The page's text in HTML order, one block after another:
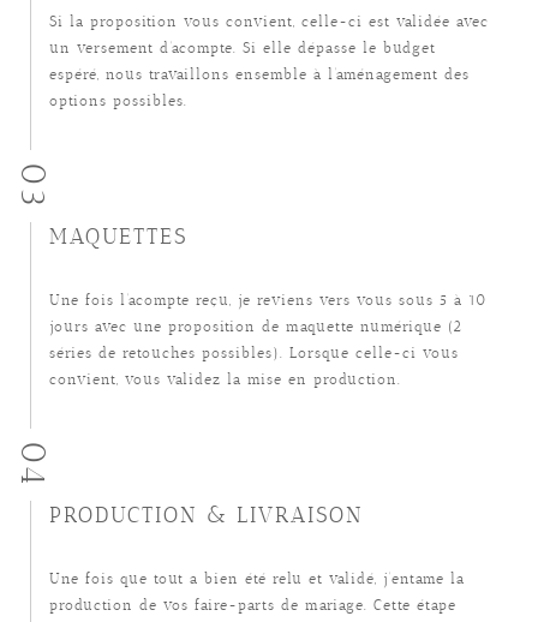
Si la proposition vous convient, celle-ci est validée avec
un versement d’acompte. Si elle dépasse le budget
espéré, nous travaillons ensemble à l’aménagement des
options possibles.
03
MAQUETTES
Une fois l’acompte reçu, je reviens vers vous sous 5 à 10
jours avec une proposition de maquette numérique (2
séries de retouches possibles). Lorsque celle-ci vous
convient, vous validez la mise en production.
04
PRODUCTION & LIVRAISON
Une fois que tout a bien été relu et validé, j’entame la
production de vos faire-parts de mariage. Cette étape